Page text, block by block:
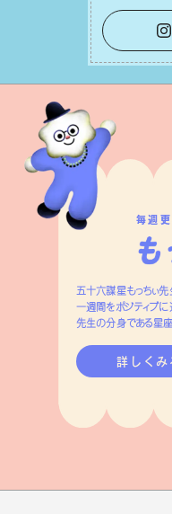
⾔葉に流され
レーキをかけ
えが、あなた
はずです。
毎週更
五十六謀星もっちぃ
一週間をポジティブに
先生の分身である星座
詳しくみ